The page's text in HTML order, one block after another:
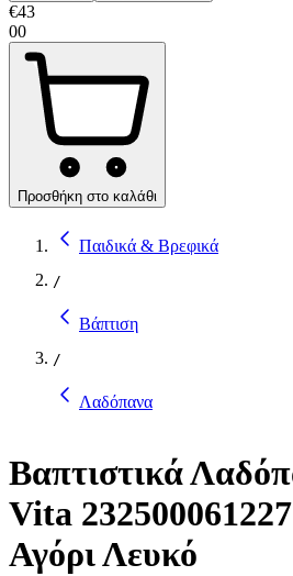
€43
00
Προσθήκη στο καλάθι
Παιδικά & Βρεφικά
/
Βάπτιση
/
Λαδόπανα
Βαπτιστικά
Vita
Αγόρι Λευκό